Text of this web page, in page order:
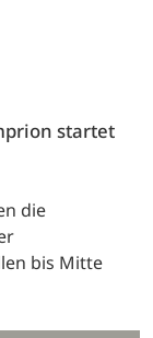
startet
die
bis Mitte